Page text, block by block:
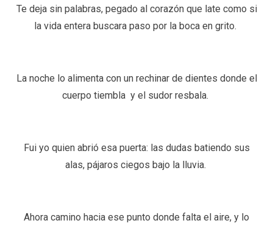
Te deja sin palabras, pegado al corazón que late como si
la vida entera buscara paso por la boca en grito.
La noche lo alimenta con un rechinar de dientes donde el
cuerpo tiembla y el sudor resbala.
Fui yo quien abrió esa puerta: las dudas batiendo sus
alas, pájaros ciegos bajo la lluvia.
Ahora camino hacia ese punto donde falta el aire, y lo